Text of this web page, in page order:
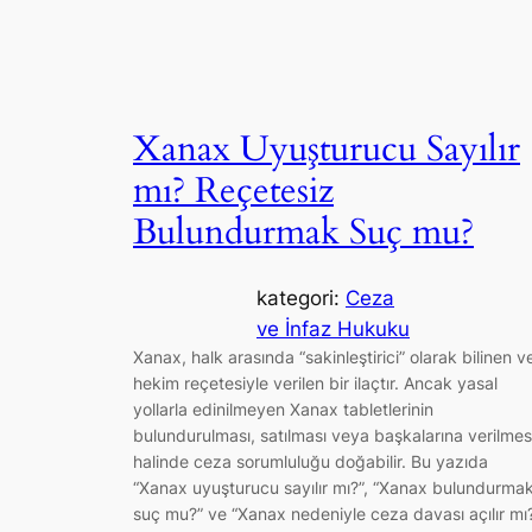
Xanax Uyuşturucu Sayılır
mı? Reçetesiz
Bulundurmak Suç mu?
kategori: Ceza
ve İnfaz Hukuku
Xanax, halk arasında “sakinleştirici” olarak bilinen
hekim reçetesiyle verilen bir ilaçtır. Ancak yasal
yollarla edinilmeyen Xanax tabletlerinin
bulundurulması, satılması veya başkalarına
halinde ceza sorumluluğu doğabilir. Bu yazıda
“Xanax uyuşturucu sayılır mı?”, “Xanax bulundurmak
suç mu?” ve “Xanax nedeniyle ceza davası açılır